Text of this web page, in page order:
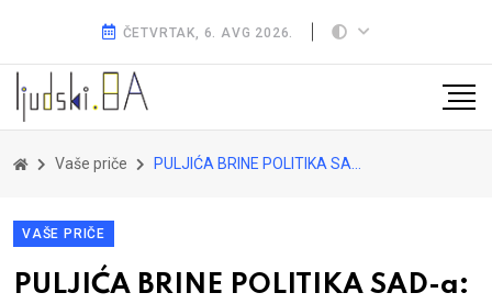
ČETVRTAK, 6. AVG 2026.
Vaše priče PULJIĆA BRINE POLITIKA SAD-a: Ima neka tajna veza Esobara sa Srbima
VAŠE PRIČE
PULJIĆA BRINE POLITIKA SAD-a: